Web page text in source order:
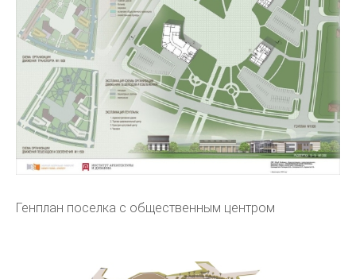
Генплан поселка с общественным центром